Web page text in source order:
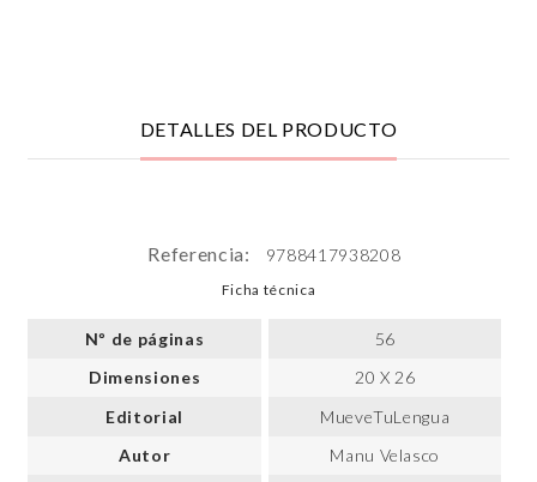
DETALLES DEL PRODUCTO
Referencia: 9788417938208
Ficha técnica
Nº de páginas
56
Dimensiones
20 X 26
Editorial
MueveTuLengua
Autor
Manu Velasco